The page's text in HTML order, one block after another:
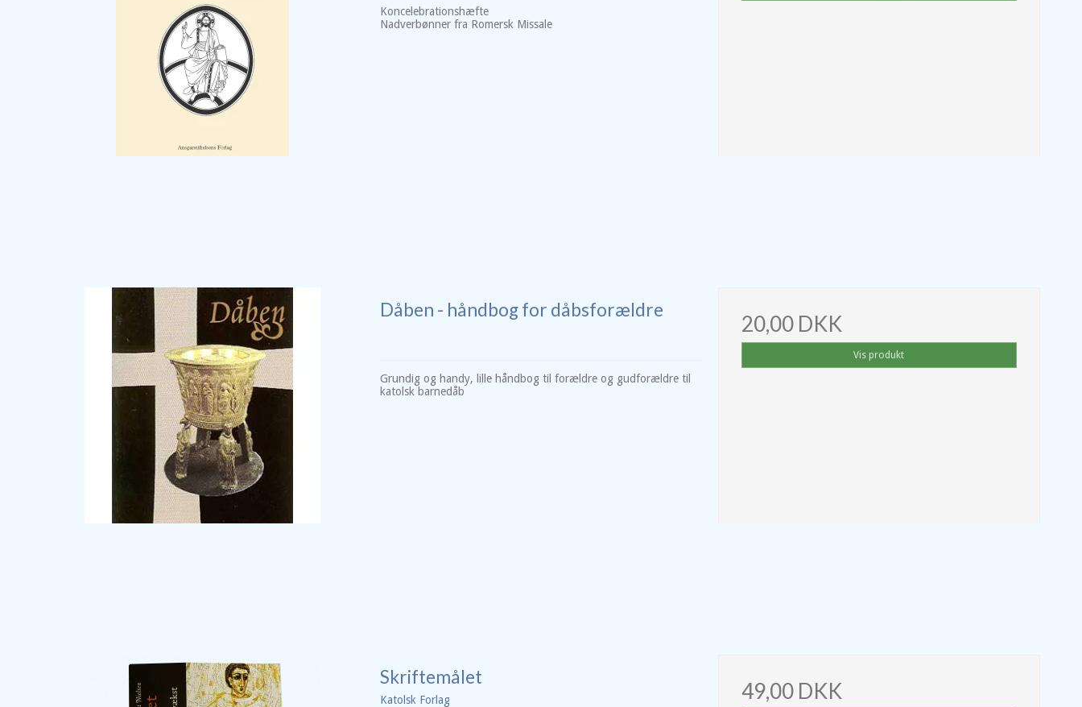
Koncelebrationshæfte
Nadverbønner fra Romersk Missale
Dåben - håndbog for dåbsforældre
Grundig og handy, lille håndbog til forældre og gudforældre til
katolsk barnedåb
20,00 DKK
Vis produkt
Skriftemålet
Katolsk Forlag 49,00 DKK